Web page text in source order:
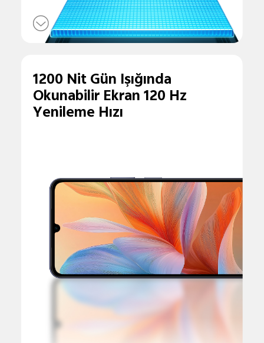
1200 Nit Gün Işığında
Okunabilir Ekran 120 Hz
Yenileme Hızı